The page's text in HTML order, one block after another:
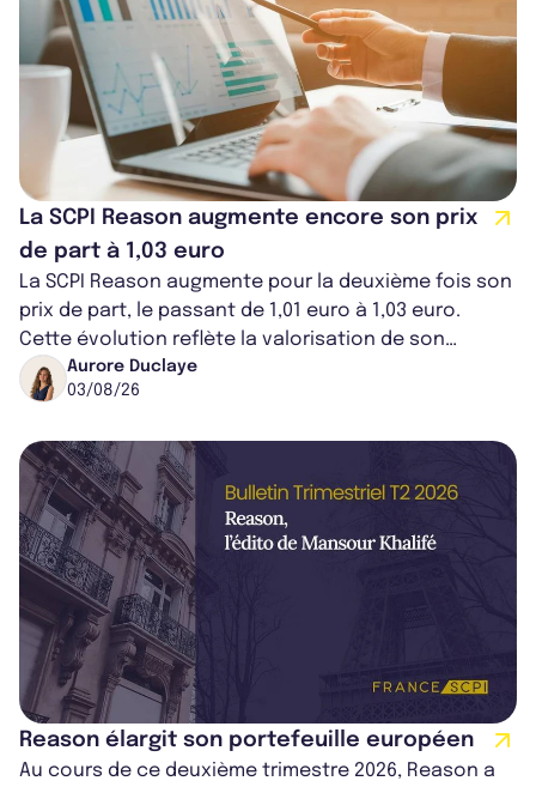
La SCPI Reason augmente encore son prix
de part à 1,03 euro
La SCPI Reason augmente pour la deuxième fois son
prix de part, le passant de 1,01 euro à 1,03 euro.
Cette évolution reflète la valorisation de son
portefeuille dans les différents...
Aurore Duclaye
03/08/26
Reason élargit son portefeuille européen
Au cours de ce deuxième trimestre 2026, Reason a